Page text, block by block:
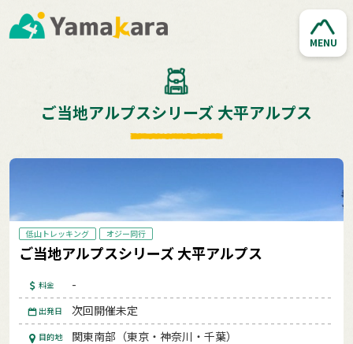
MENU
ご当地アルプスシリーズ 大平アルプス
低山トレッキング オジー同行
ご当地アルプスシリーズ 大平アルプス
料金 -
出発日 次回開催未定
目的地 関東南部（東京・神奈川・千葉）